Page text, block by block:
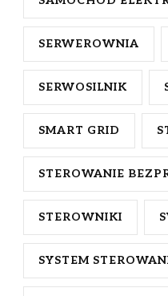
SERWEROWNIA
SERWOSILNIK
SMART GRID
STEROWANIE
STEROWNIKI
SYSTEM